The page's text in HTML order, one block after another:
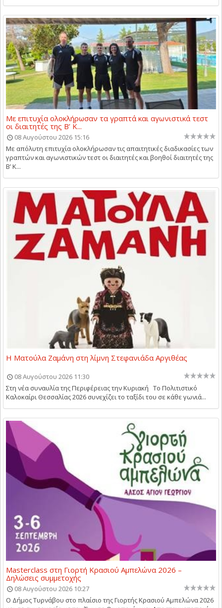
Με επιτυχία ολοκλήρωσαν τα γραπτά και αγωνιστικά τεστ
οι διαιτητές της Β’ Κ...
08 Αυγούστου 2026 15:16
Με απόλυτη επιτυχία ολοκλήρωσαν τις απαιτητικές διαδικασίες των
γραπτών και αγωνιστικών τεστ οι διαιτητές και βοηθοί διαιτητές της
Β’ Κ...
Η Ματούλα Ζαμάνη στη λίμνη Στεφανιάδα Αργιθέας
08 Αυγούστου 2026 11:30
Στη νέα συναυλία της Περιφέρειας την Κυριακή Το Πολιτιστικό
Καλοκαίρι Θεσσαλίας 2026 συνεχίζει το ταξίδι του σε κάθε γωνιά...
Masterclass στη Γιορτή Κρασιού Αμπελώνα 2026 –
Δηλώσεις συμμετοχής
08 Αυγούστου 2026 10:27
Ο Δήμος Τυρνάβου στο πλαίσιο της Γιορτής Κρασιού Αμπελώνα 2026